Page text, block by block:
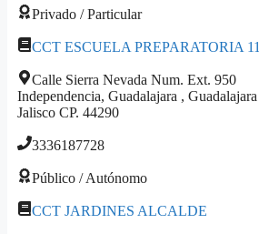
Privado / Particular
CCT ESCUELA PREPARATORIA 11
Calle Sierra Nevada Num. Ext. 950
Independencia, Guadalajara , Guadalajara
Jalisco CP. 44290
3336187728
Público / Autónomo
CCT JARDINES ALCALDE